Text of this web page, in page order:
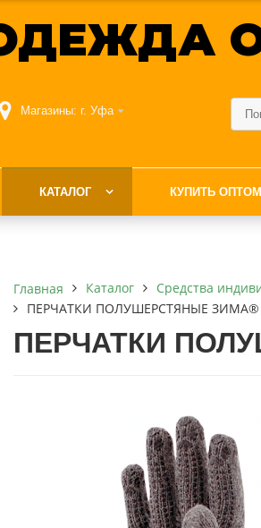
Магазины: г. Уфа
КАТАЛОГ КУПИТЬ ОПТОМ
Главная Каталог Средства
ПЕРЧАТКИ ПОЛУШЕРСТЯНЫЕ ЗИМА®
ПЕРЧАТКИ